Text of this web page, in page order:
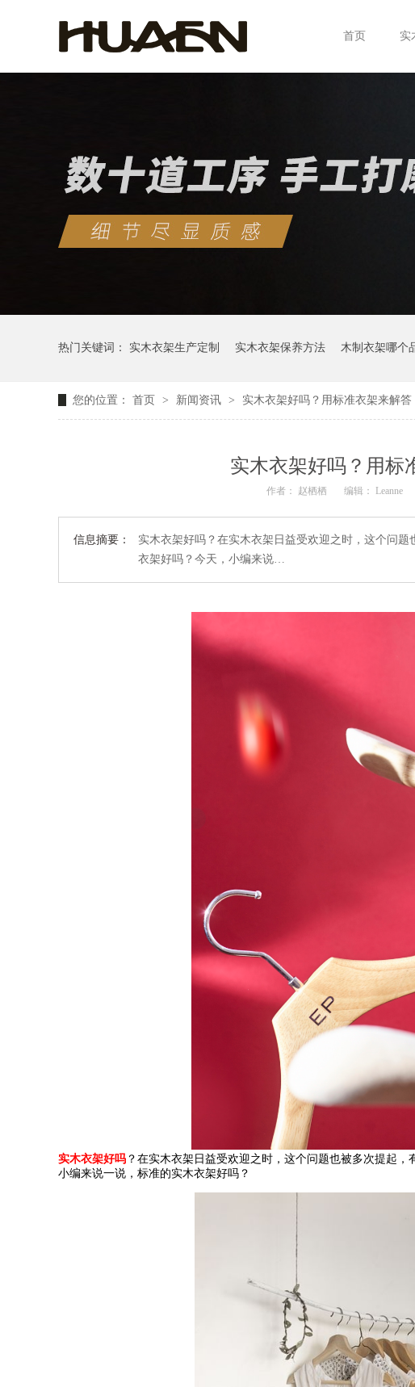
首页 实
热门关键词： 实木衣架生产定制 实木衣架保养方法 木制衣架哪个
您的位置： 首页 > 新闻资讯 > 实木衣架好吗？用标准衣架来解答
实木衣架好吗？用标
作者： 赵栖栖 编辑： Leanne
信息摘要：
实木衣架好吗？在实木衣架日益受欢迎之时，这个问
衣架好吗？今天，小编来说…
实木衣架好吗 ？在实木衣架日益受欢迎之时，这个问题也被多次提起
小编来说一说，标准的实木衣架好吗？